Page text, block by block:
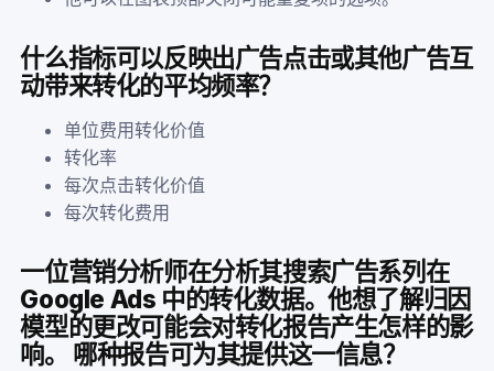
什么指标可以反映出广告点击或其他广告互
动带来转化的平均频率？
单位费用转化价值
转化率
每次点击转化价值
每次转化费用
一位营销分析师在分析其搜索广告系列在
Google Ads 中的转化数据。他想了解归因
模型的更改可能会对转化报告产生怎样的影
响。 哪种报告可为其提供这一信息？